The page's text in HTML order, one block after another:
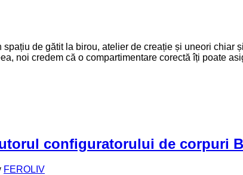
de gătit la birou, atelier de creație și uneori
noi credem că o compartimentare corectă îți poate
configuratorului de corpuri
FEROLIV